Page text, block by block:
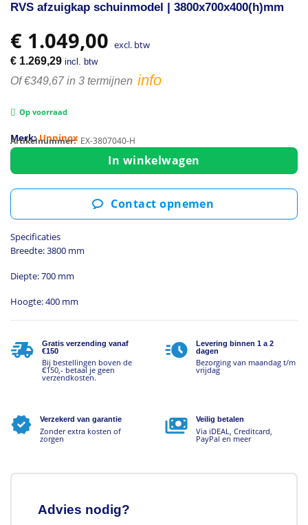
RVS afzuigkap schuinmodel | 3800x700x400(h)mm
€ 1.049,00 excl. btw
€ 1.269,29 incl. btw
Of €349,67 in 3 termijnen info
Op voorraad
Merk: Unninox
Artikelnummer: EX-3807040-H
In winkelwagen
Contact opnemen
Specificaties
Breedte: 3800 mm
Diepte: 700 mm
Hoogte: 400 mm
Gratis verzending vanaf
€150
Bij bestellingen boven de
€150,- betaal je geen
verzendkosten.
Levering binnen 1 a 2
dagen
Bezorging van maandag t/m
vrijdag
Verzekerd van garantie
Zonder extra kosten of
zorgen
Veilig betalen
Via iDEAL, Creditcard,
PayPal en meer
Advies nodig?